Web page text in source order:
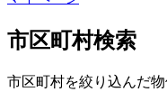
市区町村検索
市区町村を絞り込んだ物